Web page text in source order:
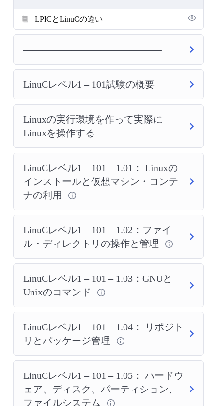
LPICとLinuCの違い
——————————————-
LinuCレベル1 – 101試験の概要
Linuxの実行環境を作って実際に
Linuxを操作する
LinuCレベル1 – 101 – 1.01： Linuxの
インストールと仮想マシン・コンテ
ナの利用
LinuCレベル1 – 101 – 1.02：ファイ
ル・ディレクトリの操作と管理
LinuCレベル1 – 101 – 1.03：GNUと
Unixのコマンド
LinuCレベル1 – 101 – 1.04： リポジト
リとパッケージ管理
LinuCレベル1 – 101 – 1.05： ハードウ
ェア、ディスク、パーティション、
ファイルシステム